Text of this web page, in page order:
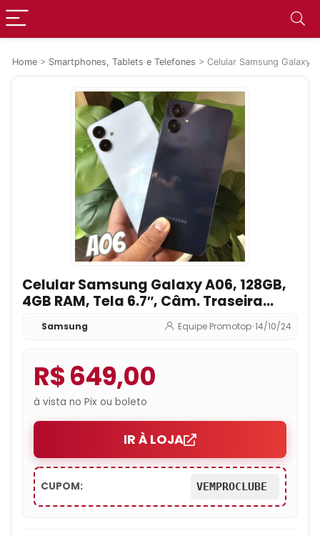
Home > Smartphones, Tablets e Telefones > Celular Samsung Galaxy
Celular Samsung Galaxy A06, 128GB,
4GB RAM, Tela 6.7″, Câm. Traseira
50+2MP, Frontal 8MP
Samsung Equipe Promotop•14/10/24
R$ 649,00
à vista no Pix ou boleto
IR À LOJA
CUPOM: VEMPROCLUBE